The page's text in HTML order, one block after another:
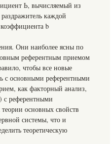
Ь, вычисляемый из
каждой
b
Они наиболее ясны по
референтным приемом
чтобы все новые
с основными референтными
как факторный анализ,
с референтными
основных свойств
системы, что и
теоретическую